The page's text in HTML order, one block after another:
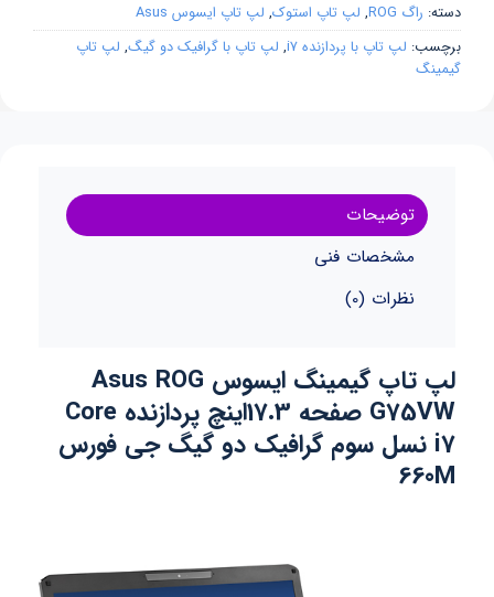
دسته: راگ ROG , لپ تاپ استوک, لپ تاپ ایسوس Asus
برچسب: لپ تاپ با پردازنده i7 , لپ تاپ با گرافیک دو گیگ, لپ تاپ
گیمینگ
توضیحات
مشخصات فنی
نظرات (0)
لپ تاپ گیمینگ ایسوس Asus ROG
G75VW صفحه 17.3اینچ پردازنده Core
i7 نسل سوم گرافیک دو گیگ جی فورس
660M